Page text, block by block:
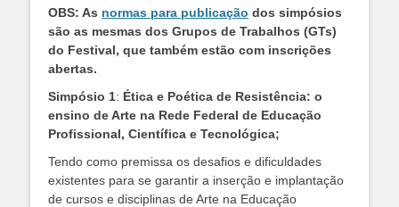
OBS: As normas para publicação dos simpósios
são as mesmas dos Grupos de Trabalhos (GTs)
do Festival, que também estão com inscrições
abertas.
Simpósio 1: Ética e Poética de Resistência: o
ensino de Arte na Rede Federal de Educação
Profissional, Científica e Tecnológica;
Tendo como premissa os desafios e dificuldades
existentes para se garantir a inserção e implantação
de cursos e disciplinas de Arte na Educação